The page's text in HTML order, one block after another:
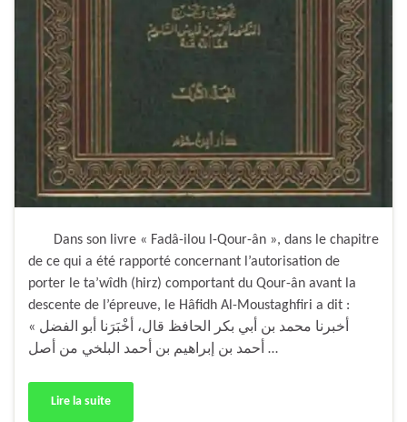
Dans son livre « Fadâ-ilou l-Qour-ân », dans le chapitre
de ce qui a été rapporté concernant l’autorisation de
porter le ta’wîdh (hirz) comportant du Qour-ân avant la
descente de l’épreuve, le Hâfidh Al-Moustaghfiri a dit :
« أخبرنا محمد بن أبي بكر الحافظ قال، أخْبَرَنا أبو الفضل
أحمد بن إبراهيم بن أحمد البلخي من أصل …
Lire la suite